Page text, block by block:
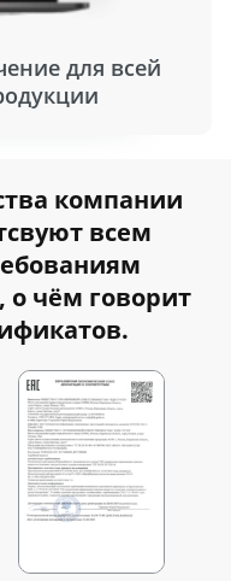
для всей
компании
всем
о чём говорит